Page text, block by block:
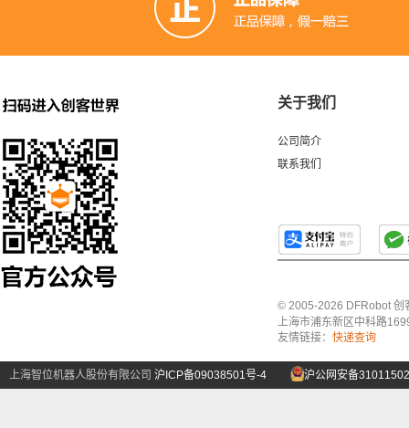
关于我们
公司简介
联系我们
© 2005-2026 DFRobot 创
上海市浦东新区中科路
友情链接： 快递查询
上海智位机器人股份有限公司 沪ICP备09038501号-4 沪公网安备